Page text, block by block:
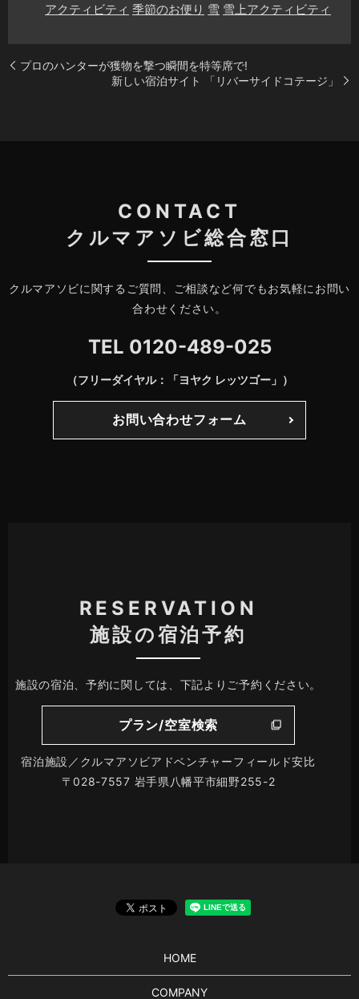
アクティビティ 季節のお便り 雪 雪上アクティビティ
プロのハンターが獲物を撃つ瞬間を特等席で!
新しい宿泊サイト 「リバーサイドコテージ」
CONTACT
クルマアソビ総合窓口
クルマアソビに関するご質問、ご相談など何でもお気軽にお問い
合わせください。
TEL 0120-489-025
（フリーダイヤル：「ヨヤク レッツゴー」）
お問い合わせフォーム
RESERVATION
施設の宿泊予約
施設の宿泊、予約に関しては、下記よりご予約ください。
プラン/空室検索
宿泊施設／クルマアソビアドベンチャーフィールド安比
〒028-7557 岩手県八幡平市細野255-2
HOME
COMPANY